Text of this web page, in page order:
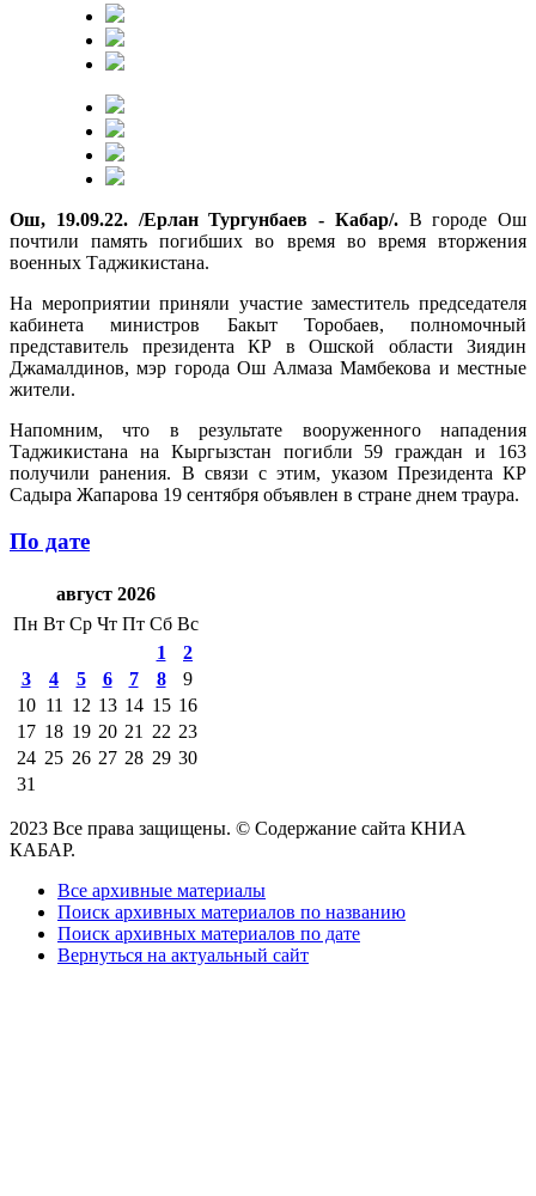
Ош, 19.09.22. /Ерлан Тургунбаев - Кабар/. В городе Ош
почтили память погибших во время во время вторжения
военных Таджикистана.
На мероприятии приняли участие заместитель председателя
кабинета министров Бакыт Торобаев, полномочный
представитель президента КР в Ошской области Зиядин
Джамалдинов, мэр города Ош Алмаза Мамбекова и местные
жители.
Напомним, что в результате вооруженного нападения
Таджикистана на Кыргызстан погибли 59 граждан и 163
получили ранения. В связи с этим, указом Президента КР
Садыра Жапарова 19 сентября объявлен в стране днем ​​траура.
По дате
август 2026
Пн Вт Ср Чт Пт Сб Вс
1
2
3
4 5 6 7 8
9
10 11 12 13 14 15 16
17 18 19 20 21 22 23
24 25 26 27 28 29 30
31
2023 Все права защищены. © Содержание сайта КНИА
КАБАР.
Все архивные материалы
Поиск архивных материалов по названию
Поиск архивных материалов по дате
Вернуться на актуальный сайт